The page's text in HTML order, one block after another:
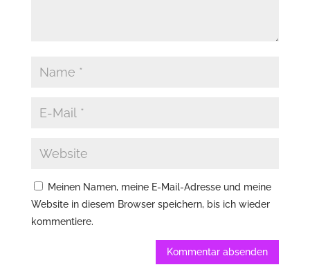
Meinen Namen, meine E-Mail-Adresse und meine
Website in diesem Browser speichern, bis ich wieder
kommentiere.